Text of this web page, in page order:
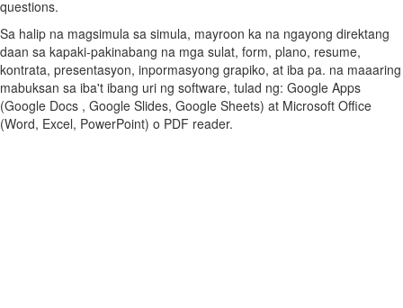
questions.
Sa halip na magsimula sa simula, mayroon ka na ngayong direktang
daan sa kapaki-pakinabang na mga sulat, form, plano, resume,
kontrata, presentasyon, inpormasyong grapiko, at iba pa. na maaaring
mabuksan sa iba't ibang uri ng software, tulad ng: Google Apps
(Google Docs , Google Slides, Google Sheets) at Microsoft Office
(Word, Excel, PowerPoint) o PDF reader.